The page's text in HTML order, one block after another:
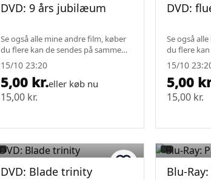
DVD: 9 års jubilæum
Se også alle mine andre film, køber
du flere kan de sendes på samme
fragt.
15/10 23:20
5,00 kr.eller køb nu
15,00 kr.
DVD:
Se også
du flere
fragt.
15/10
5,00
15,00 kr.
DVD: Blade trinity Blu-